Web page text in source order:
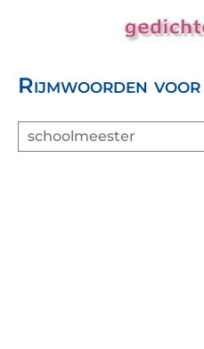
Rijmwoorden